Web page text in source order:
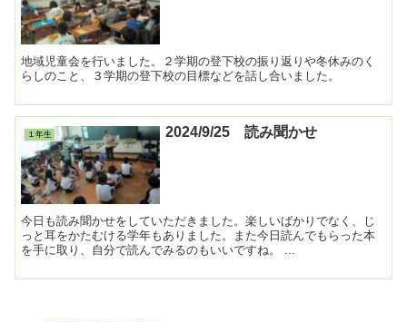
地域児童会を行いました。２学期の登下校の振り返りや冬休みのく
らしのこと、３学期の登下校の目標などを話し合いました。
１年生 2024/9/25 読み聞かせ
今日も読み聞かせをしていただきました。楽しいばかりでなく、じ
っと耳をかたむける学年もありました。また今日読んでもらった本